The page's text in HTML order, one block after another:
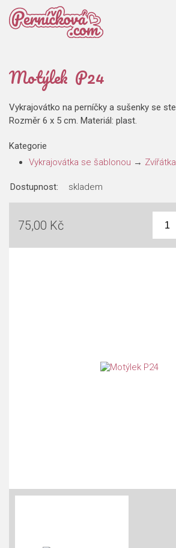
Motýlek P24
Vykrajovátko na perníčky a sušenky se
Rozměr 6 x 5 cm. Materiál: plast.
Kategorie
Vykrajovátka se šablonou → Zvířátka
Dostupnost: skladem
75,00 Kč